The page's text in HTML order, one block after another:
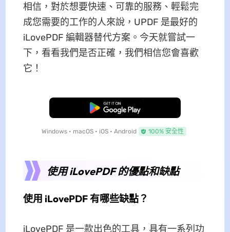
相信，對於想要快速、可靠的服務、輕鬆完
成您需要的工作的人來說，UPDF 是最好的
iLovePDF 編輯器替代方案。今天就嘗試一
下，看看我們是否正確，我們相信您會喜歡
它！
免費下載
Windows • macOS • iOS • Android 100% 安全性
使用 iLovePDF 的優點和缺點
使用 iLovePDF 有哪些缺點？
iLovePDF 是一款出色的工具，具有一系列功